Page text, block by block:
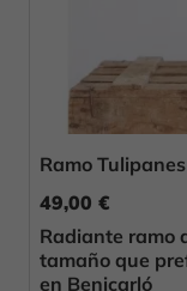
Ramo Tulipanes
49,00 €
Radiante ramo
tamaño que
en Benicarló